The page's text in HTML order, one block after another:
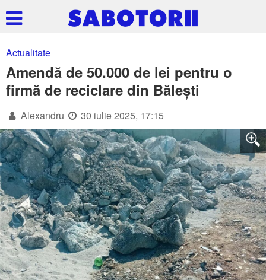
Actualitate
Amendă de 50.000 de lei pentru o
firmă de reciclare din Bălești
Alexandru 30 iulie 2025, 17:15